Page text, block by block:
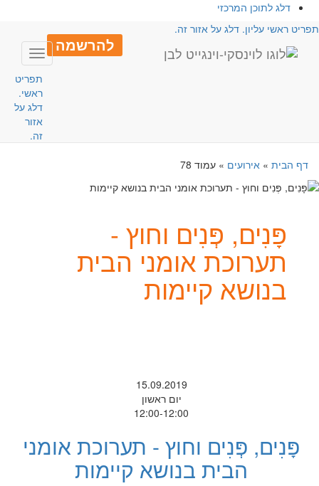
דלג לתוכן המרכזי
ראשי עליון. דלג על אזור זה.
להרשמה
Toggle
תפריט
ראשי.
דלג על
אזור
זה.
דף הבית» אירועים» עמוד 78
פָּנִים, פְּנִים וחוץ -
תערוכת אומני הבית
בנושא קיימות
15.09.2019
יום ראשון
12:00-12:00
פָּנִים, פְּנִים וחוץ - תערוכת אומני
הבית בנושא קיימות